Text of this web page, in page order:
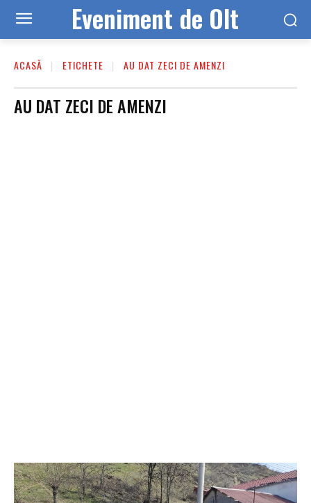
Eveniment de Olt
ACASĂ ETICHETE AU DAT ZECI DE AMENZI
AU DAT ZECI DE AMENZI